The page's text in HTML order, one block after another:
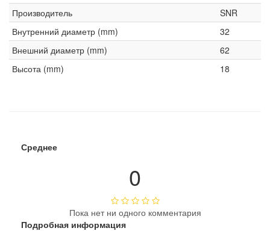
Производитель
SNR
Внутренний диаметр (mm)
32
Внешний диаметр (mm)
62
Высота (mm)
18
Среднее
0
Пока нет ни одного комментария
Подробная информация